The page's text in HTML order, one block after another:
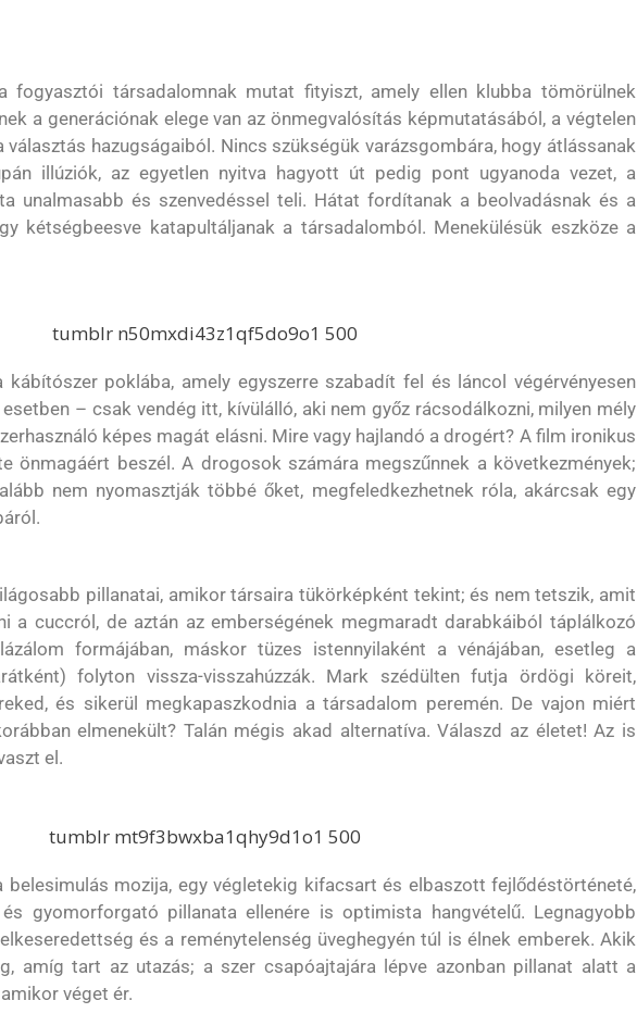
fogyasztói társadalomnak mutat fityiszt, amely ellen klubba tömörülnek
a generációnak elege van az önmegvalósítás képmutatásából, a végtelen
hazugságaiból. Nincs szükségük varázsgombára, hogy átlássanak
illúziók, az egyetlen nyitva hagyott út pedig pont ugyanoda vezet, a
unalmasabb és szenvedéssel teli. Hátat fordítanak a beolvadásnak és a
kétségbeesve katapultáljanak a társadalomból. Menekülésük eszköze a
poklába, amely egyszerre szabadít fel és láncol végérvényesen
– csak vendég itt, kívülálló, aki nem győz rácsodálkozni, milyen mély
képes magát elásni. Mire vagy hajlandó a drogért? A film ironikus
önmagáért beszél. A drogosok számára megszűnnek a következmények;
nem nyomasztják többé őket, megfeledkezhetnek róla, akárcsak egy
pillanatai, amikor társaira tükörképként tekint; és nem tetszik, amit
a cuccról, de aztán az emberségének megmaradt darabkáiból táplálkozó
formájában, máskor tüzes istennyilaként a vénájában, esetleg a
folyton vissza-visszahúzzák. Mark szédülten futja ördögi köreit,
és sikerül megkapaszkodnia a társadalom peremén. De vajon miért
elmenekült? Talán mégis akad alternatíva. Válaszd az életet! Az is
el.
belesimulás mozija, egy végletekig kifacsart és elbaszott fejlődéstörténeté,
gyomorforgató pillanata ellenére is optimista hangvételű. Legnagyobb
és a reménytelenség üveghegyén túl is élnek emberek. Akik
amíg tart az utazás; a szer csapóajtajára lépve azonban pillanat alatt a
véget ér.